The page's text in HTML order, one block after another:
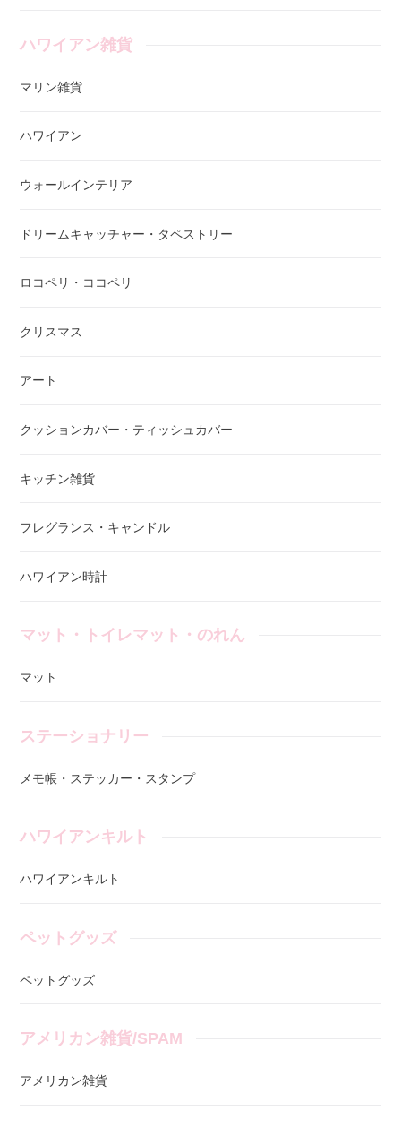
ハワイアン雑貨
マリン雑貨
ハワイアン
ウォールインテリア
ドリームキャッチャー・タペストリー
ロコペリ・ココペリ
クリスマス
アート
クッションカバー・ティッシュカバー
キッチン雑貨
フレグランス・キャンドル
ハワイアン時計
マット・トイレマット・のれん
マット
ステーショナリー
メモ帳・ステッカー・スタンプ
ハワイアンキルト
ハワイアンキルト
ペットグッズ
ペットグッズ
アメリカン雑貨/SPAM
アメリカン雑貨